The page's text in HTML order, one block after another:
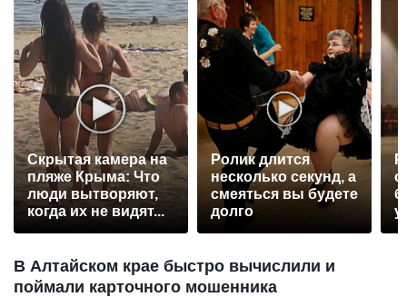
Скрытая камера на
пляже Крыма: Что
люди вытворяют,
когда их не видят...
Ролик длится
несколько секунд, а
смеяться вы будете
долго
В Алтайском крае быстро вычислили и
поймали карточного мошенника